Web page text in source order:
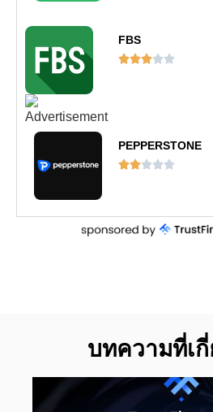
FBS

PEPPERSTONE

บทความที่เ